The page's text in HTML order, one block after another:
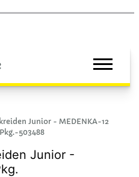
Junior - MEDENKA-12
503488
Junior -